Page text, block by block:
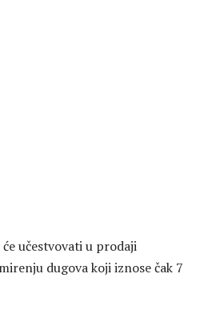
učestvovati u prodaji
dugova koji iznose čak 7